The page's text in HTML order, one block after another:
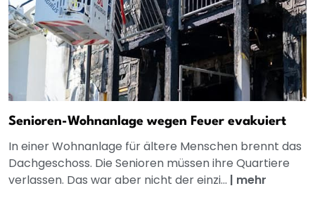
Senioren-Wohnanlage wegen Feuer evakuiert
In einer Wohnanlage für ältere Menschen brennt das
Dachgeschoss. Die Senioren müssen ihre Quartiere
verlassen. Das war aber nicht der einzi... | mehr